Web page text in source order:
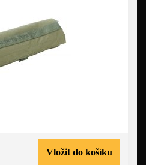
Vložit do košíku